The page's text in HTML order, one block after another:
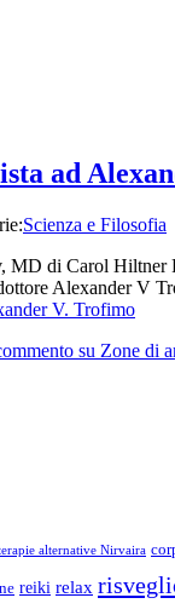
ad
Scienza e Filosofia
di Carol Hiltner
Alexander
V. Trofimo
su Zone di
alternative Nirvaira
reiki relax